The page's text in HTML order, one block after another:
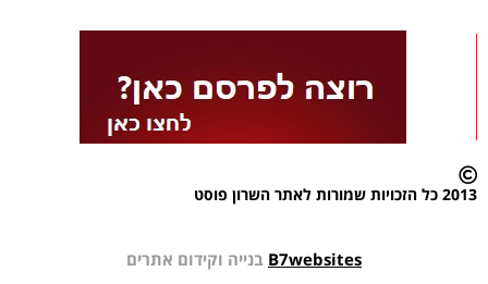
2013 כל הזכויות שמורות לאתר השרון פוסט
B7websites